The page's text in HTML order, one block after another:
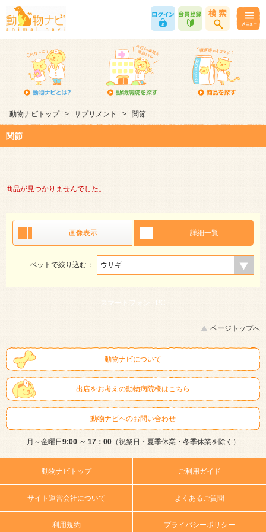
動物ナビトップ > サプリメント > 関節
関節
商品が見つかりませんでした。
画像表示 詳細一覧
ペットで絞り込む：
スマートフォン | PC
ページトップへ
動物ナビについて
出店をお考えの動物病院様はこちら
動物ナビへのお問い合わせ
月～金曜日 9:00 ～ 17：00（祝祭日・夏季休業・冬季休業を除く）
動物ナビトップ ご利用ガイド
サイト運営会社について よくあるご質問
利用規約 プライバシーポリシー